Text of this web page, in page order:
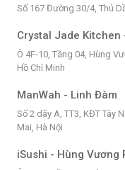
Số 167 Đường 30/4, Thủ
Crystal Jade Kitchen
Ô 4F-10, Tầng 04, Hùng
Hồ Chí Minh
ManWah - Linh Đàm
Số 2 dãy A, TT3, KĐT Tây
Mai, Hà Nội
iSushi - Hùng Vương